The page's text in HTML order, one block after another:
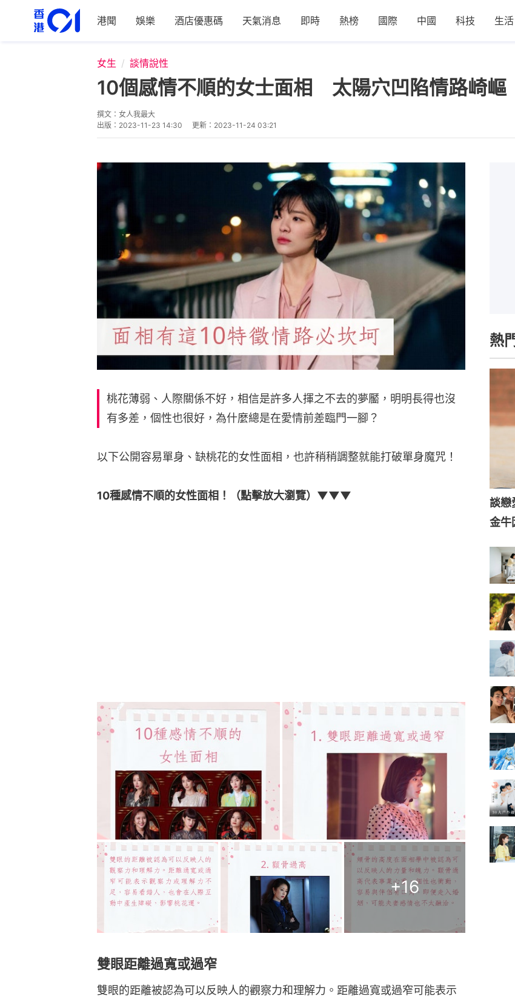
港聞 娛樂 酒店優惠碼 天氣消息 即時 熱榜 國際 中國 科技 生活
女生 談情說性
10個感情不順的女士面相 太陽穴凹陷情路崎
撰文： 女人我最大
出版： 2023-11-23 14:30 更新： 2023-11-24 03:21
桃花薄弱、人際關係不好，相信是許多人揮之不去的夢靨，明明長得也沒
有多差，個性也很好，為什麼總是在愛情前差臨門一腳？
以下公開容易單身、缺桃花的女性面相，也許稍稍調整就能打破單身魔咒！
10種感情不順的女性面相！（點擊放大瀏覽）▼▼▼
+16
雙眼距離過寬或過窄
雙眼的距離被認為可以反映人的觀察力和理解力。距離過寬或過窄可能表示
熱
談戀
金牛